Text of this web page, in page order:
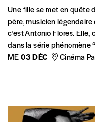
Une fille se met en quête
père, musicien légendaire
c’est Antonio Flores. Elle,
dans la série phénomène “
ME03 DÉC Cinéma